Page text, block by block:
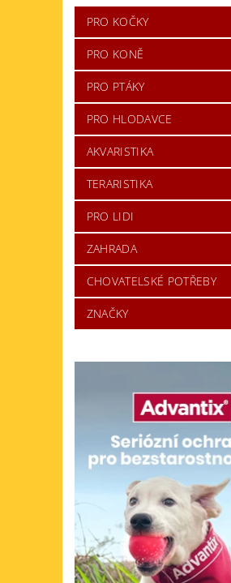
PRO KOČKY
PRO KONĚ
PRO PTÁKY
PRO HLODAVCE
AKVARISTIKA
TERARISTIKA
PRO LIDI
ZAHRADA
CHOVATELSKÉ POTŘEBY
ZNAČKY